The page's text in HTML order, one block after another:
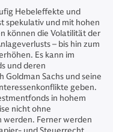
Hebeleffekte und
spekulativ und mit hohen
können die Volatilität der
– bis hin zum
Es kann im
und deren
Goldman Sachs und seine
geben.
in hohem
nicht ohne
werden. Ferner werden